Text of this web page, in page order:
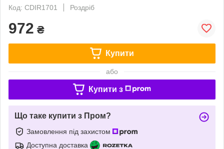
Код: CDIR1701
Роздріб
972 ₴
Купити
або
Купити з
Що таке купити з Пром?
Замовлення під захистом
Доступна доставка